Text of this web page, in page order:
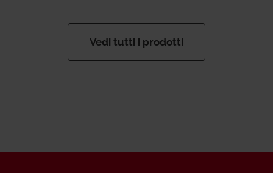
Vedi tutti i prodotti